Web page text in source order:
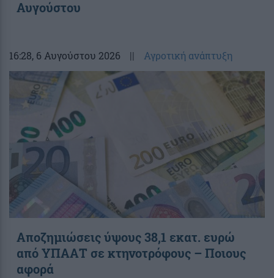
Αυγούστου
16:28, 6 Αυγούστου 2026 || Αγροτική ανάπτυξη
Αποζημιώσεις ύψους 38,1 εκατ. ευρώ
από ΥΠΑΑΤ σε κτηνοτρόφους – Ποιους
αφορά